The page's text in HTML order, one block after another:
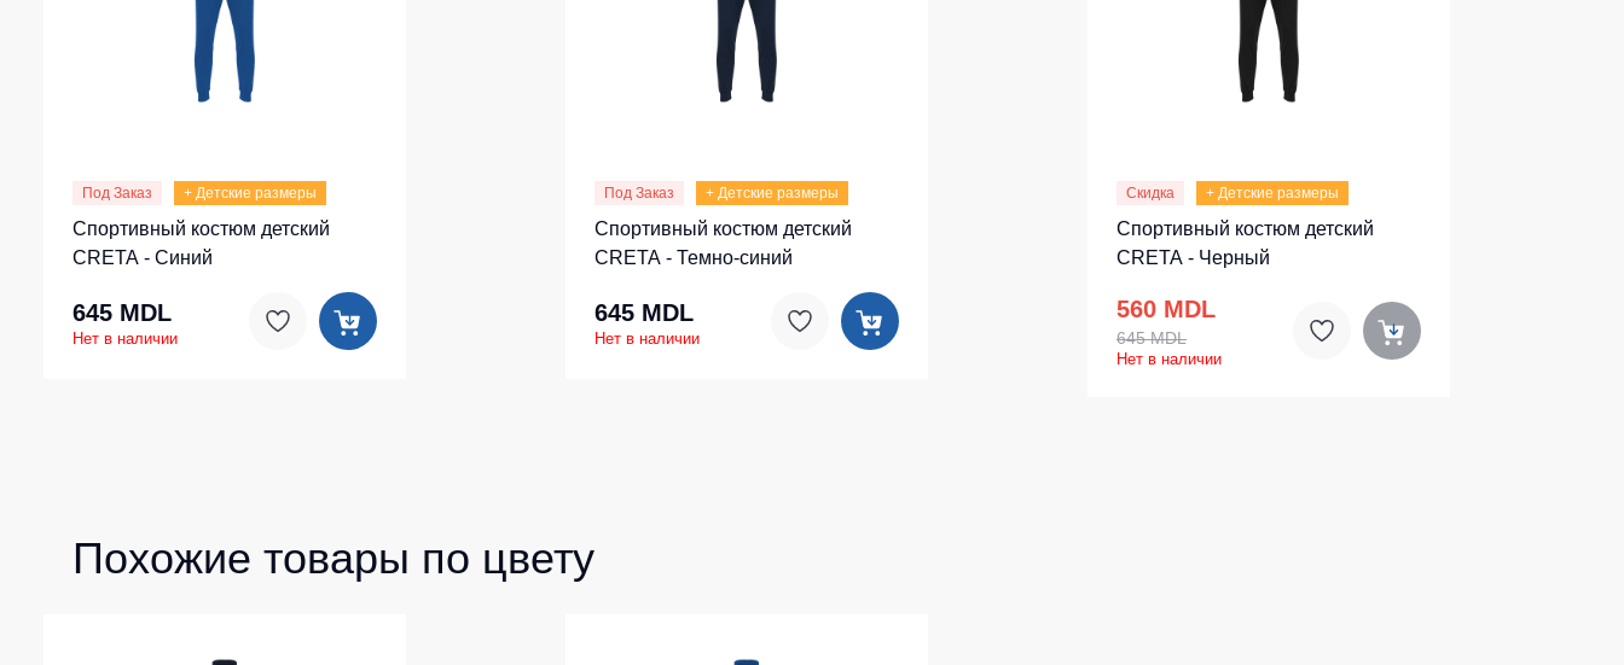
Под Заказ + Детские размеры
Спортивный костюм детский
CRETA - Синий
645 MDL
Нет в наличии
Под Заказ + Детские размеры
Спортивный костюм детский
CRETA - Темно-синий
645 MDL
Нет в наличии
Скидка + Детские размеры
Спортивный костюм детский
CRETA - Черный
560 MDL
645 MDL
Нет в наличии
Похожие товары по цвету